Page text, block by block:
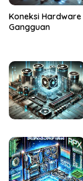
Koneksi
Gangguan